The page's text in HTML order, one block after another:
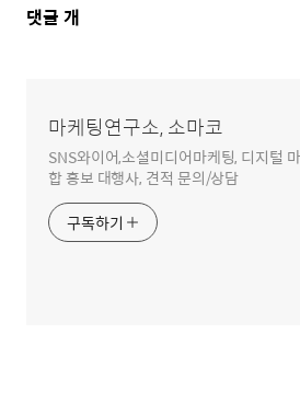
댓
댓글 개
마케팅연구소, 소마코
SNS와이어,소셜미디어마케팅, 디지털
합 홍보 대행사, 견적 문의/상담
구독하기